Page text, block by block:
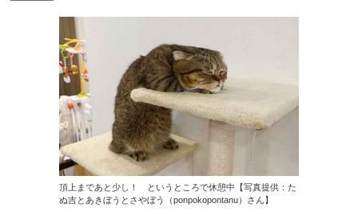
頂上まであと少し！ というところで休憩中【写真提供：た
ぬ吉とあきぼうとさやぼう（ponpokopontanu）さん】